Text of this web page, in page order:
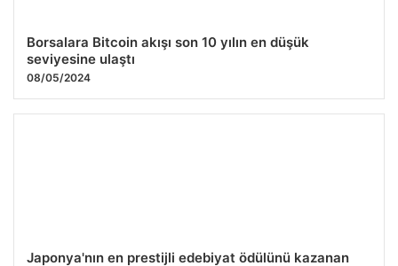
Borsalara Bitcoin akışı son 10 yılın en düşük
seviyesine ulaştı
08/05/2024
Japonya'nın en prestijli edebiyat ödülünü kazanan